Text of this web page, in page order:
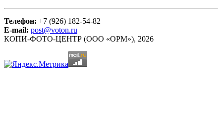
Телефон: +7 (926) 182-54-82
E-mail: post@voton.ru
КОПИ-ФОТО-ЦЕНТР (ООО «ОРМ»), 2026